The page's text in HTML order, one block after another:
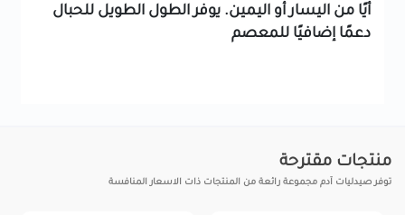
أيًا من اليسار أو اليمين. يوفر الطول الطويل للحبال
دعمًا إضافيًا للمعصم
منتجات مقترحة
توفر صيدليات آدم مجموعة رائعة من المنتجات ذات الاسعار المنافسة